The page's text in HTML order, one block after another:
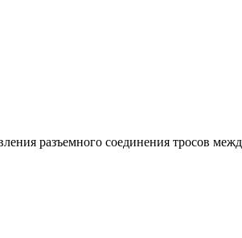
разъемного соединения тросов